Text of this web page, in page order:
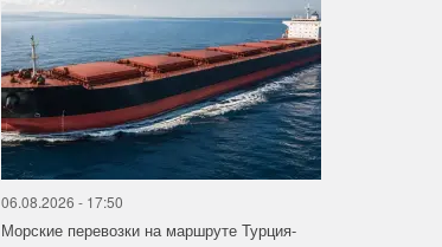
06.08.2026 - 17:50
Морские перевозки на маршруте Турция-